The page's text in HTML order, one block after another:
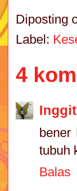
Diposting
Label:
4
tubuh
Balas